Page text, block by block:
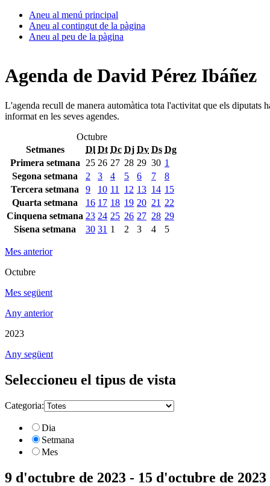
Aneu al menú principal
Aneu al contingut de la pàgina
Aneu al peu de la pàgina
Agenda de David Pérez Ibáñez
L'agenda recull de manera automàtica tota l'activitat que els diputats
informat en les seves agendes.
Octubre
Setmanes
Dl Dt Dc Dj Dv Ds Dg
Primera setmana
25 26 27 28 29 30 1
Segona setmana
2 3 4 5 6 7
8
Tercera setmana
9 10 11 12 13 14 15
Quarta setmana
16 17 18 19 20 21 22
Cinquena setmana 23 24 25 26 27 28 29
Sisena setmana
30 31 1 2 3 4 5
Mes anterior
Octubre
Mes següent
Any anterior
2023
Any següent
Seleccioneu el tipus de vista
Categoria:
Dia
Setmana
Mes
9 d'octubre de 2023 - 15 d'octubre de 2023